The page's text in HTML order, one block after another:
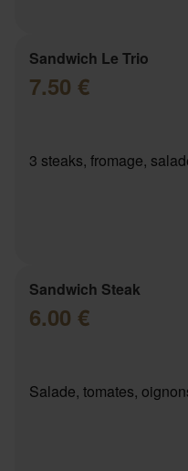
Sandwich Le Trio
7.50 €
3 steaks, fromage,
Sandwich Steak
6.00 €
Salade, tomates,